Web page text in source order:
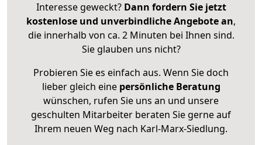
Interesse geweckt? Dann fordern Sie jetzt
kostenlose und unverbindliche Angebote an,
die innerhalb von ca. 2 Minuten bei Ihnen sind.
Sie glauben uns nicht?
Probieren Sie es einfach aus. Wenn Sie doch
lieber gleich eine persönliche Beratung
wünschen, rufen Sie uns an und unsere
geschulten Mitarbeiter beraten Sie gerne auf
Ihrem neuen Weg nach Karl-Marx-Siedlung.